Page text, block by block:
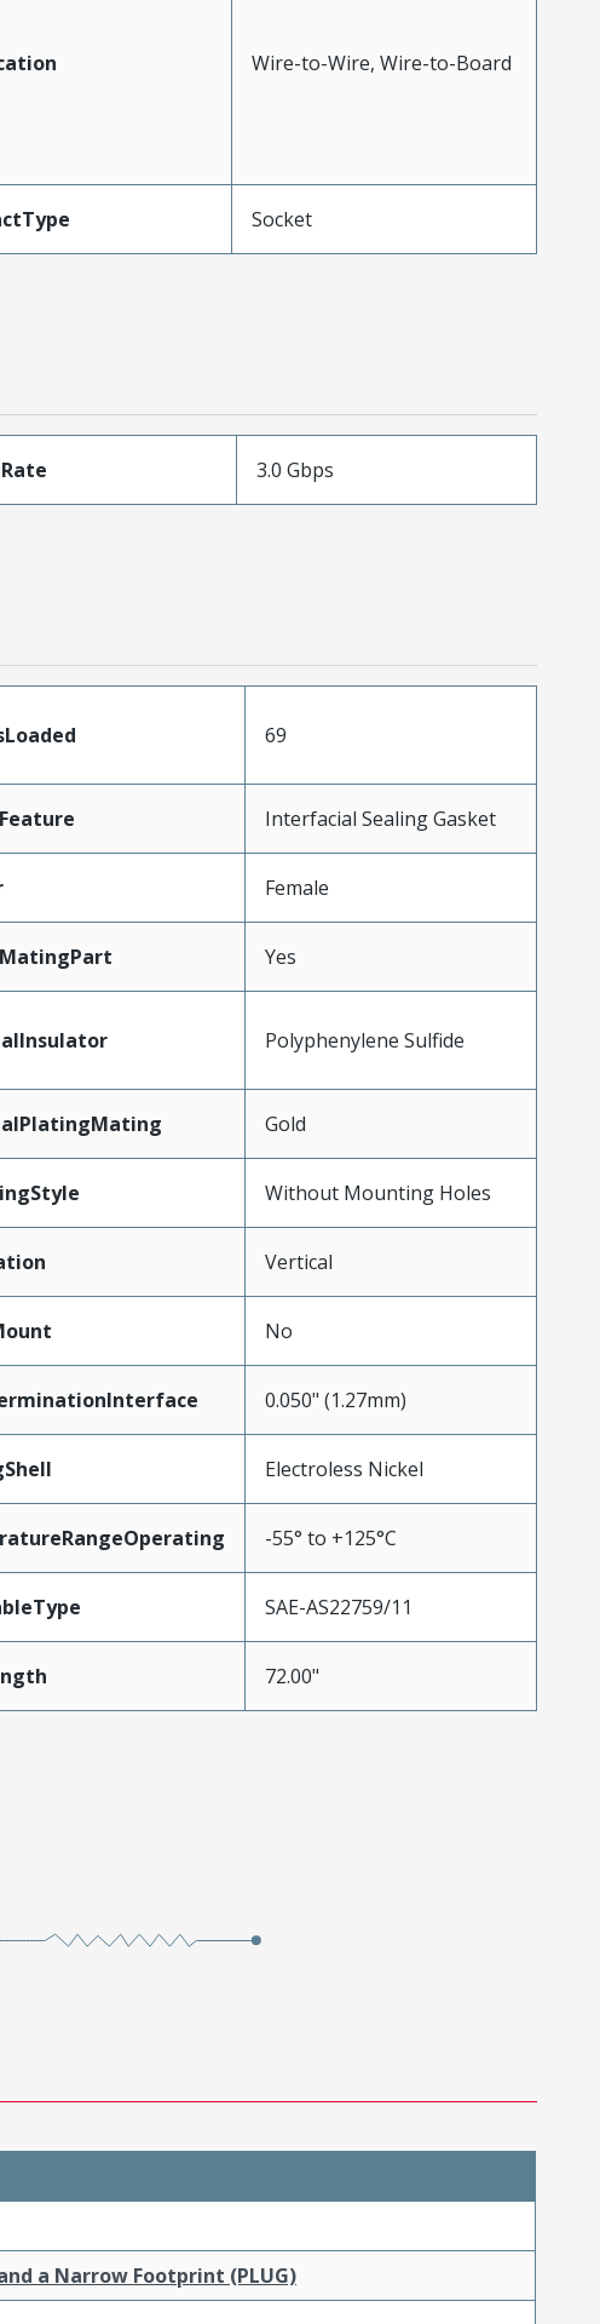
Wire-to-Wire, Wire-to-Board
Socket
3.0 Gbps
69
Interfacial Sealing Gasket
Female
Yes
Polyphenylene Sulfide
Gold
Without Mounting Holes
Vertical
No
0.050" (1.27mm)
Electroless Nickel
-55° to +125°C
SAE-AS22759/11
72.00"
a Narrow Footprint (PLUG)